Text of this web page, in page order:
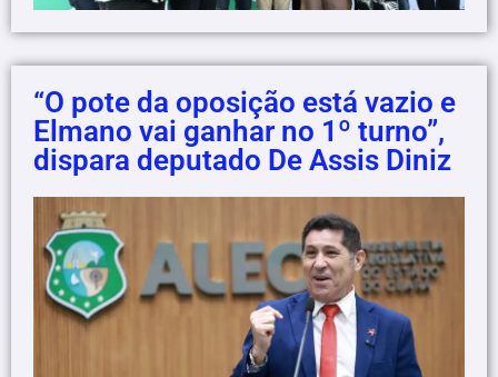
“O pote da oposição está vazio e
Elmano vai ganhar no 1º turno”,
dispara deputado De Assis Diniz